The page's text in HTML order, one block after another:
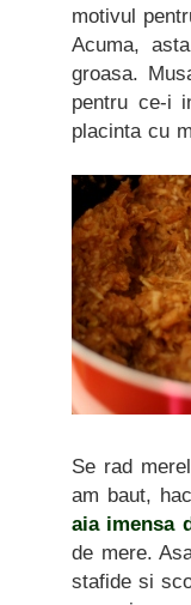
motivul
Acuma,
groasa.
pentru ce-i
placinta cu
Se rad
am baut,
aia imensa
de mere.
stafide si